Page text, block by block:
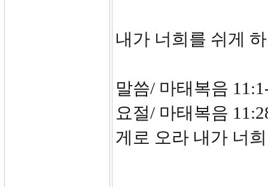
내가 너희를 쉬게
말씀/ 마태복음
요절/ 마태복음
게로 오라 내가 너